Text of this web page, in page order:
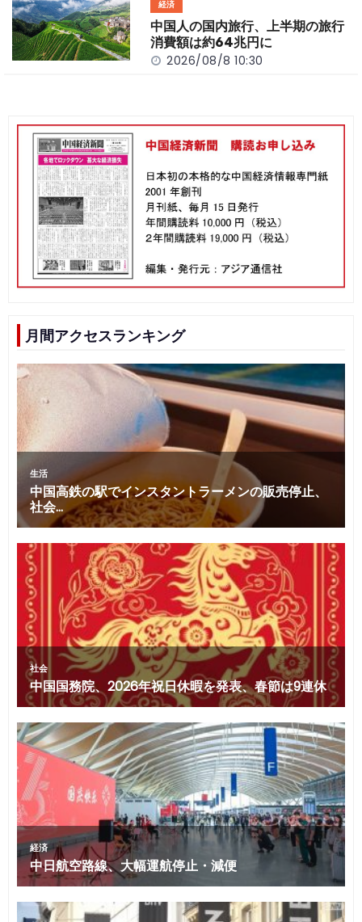
経済
中国人の国内旅行、上半期の旅行
消費額は約64兆円に
2026/08/8 10:30
月間アクセスランキング